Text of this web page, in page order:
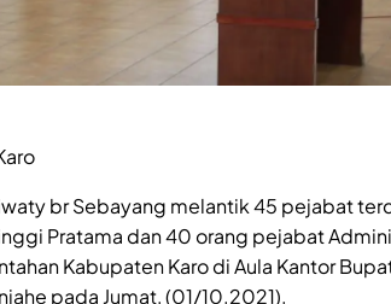
br Sebayang melantik 45 pejabat
Pratama dan 40 orang pejabat
Kabupaten Karo di Aula Kantor
pada Jumat, (01/10.2021).